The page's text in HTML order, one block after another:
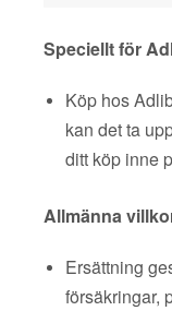
Speciellt för
Köp hos
kan det ta
ditt köp inne
Allmänna
Ersättning
försäkringar,